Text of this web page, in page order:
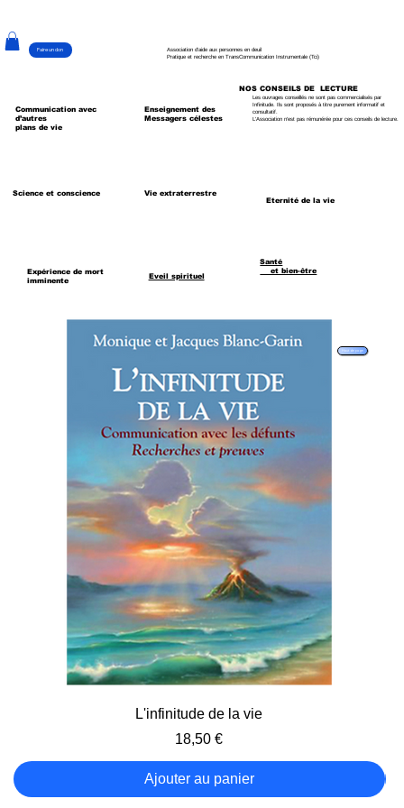
Faire un don
Association d'aide aux personnes en deuil
Pratique et recherche en TransCommunication Instrumentale (Tci)
L'infinitude de la vie
Prix
18,50 €
Ajouter au panier
Science et conscience
Enseignement des
Messagers célestes
Vie extraterrestre
NOS CONSEILS DE LECTURE
Les ouvrages conseillés ne sont pas commercialisés par
Infinitude. Ils sont proposés à titre purement informatif et
consultatif.
L'Association n'est pas rémunérée pour ces conseils de lecture.
Eternité de la vie
Communication avec
d’autres
plans de vie
Expérience de mort
imminente
Eveil spirituel
Santé
et bien-être
Haut de page